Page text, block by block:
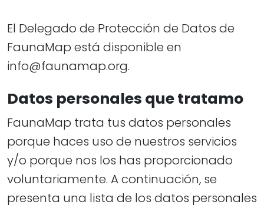
El Delegado de Protección de Datos de
FaunaMap está disponible en
info@faunamap.org.
Datos personales que tratamo
FaunaMap trata tus datos personales
porque haces uso de nuestros servicios
y/o porque nos los has proporcionado
voluntariamente. A continuación, se
presenta una lista de los datos personales